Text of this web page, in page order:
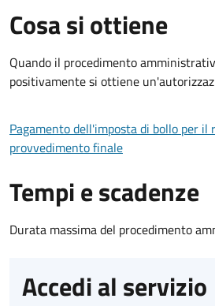
Cosa si ottiene
Quando il procedimento
positivamente si ottiene
Pagamento dell'imposta di bollo per il
provvedimento finale
Tempi e scadenze
Durata massima del procedimento
Accedi al servizio